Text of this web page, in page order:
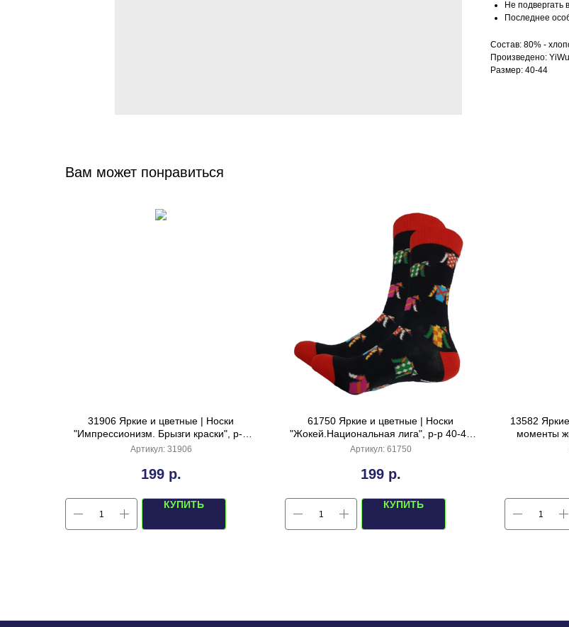
Не подвергать
Последнее
Состав: 80% -
Произведено:
Размер: 40-44
Вам может понравиться
31906 Яркие и цветные | Носки
"Импрессионизм. Брызги краски", р-р
40-44 (полосатый)
Артикул: 31906
199 р.
КУПИТЬ
61750 Яркие и цветные | Носки
"Жокей.Национальная лига", р-р 40-44
(черный)
Артикул: 61750
199 р.
КУПИТЬ
13582
моменты